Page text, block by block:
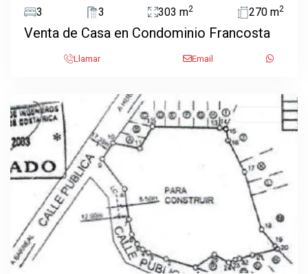
3 3 303 m2 270 m2
Venta de Casa en Condominio Francosta
Llamar Email
Previous Next